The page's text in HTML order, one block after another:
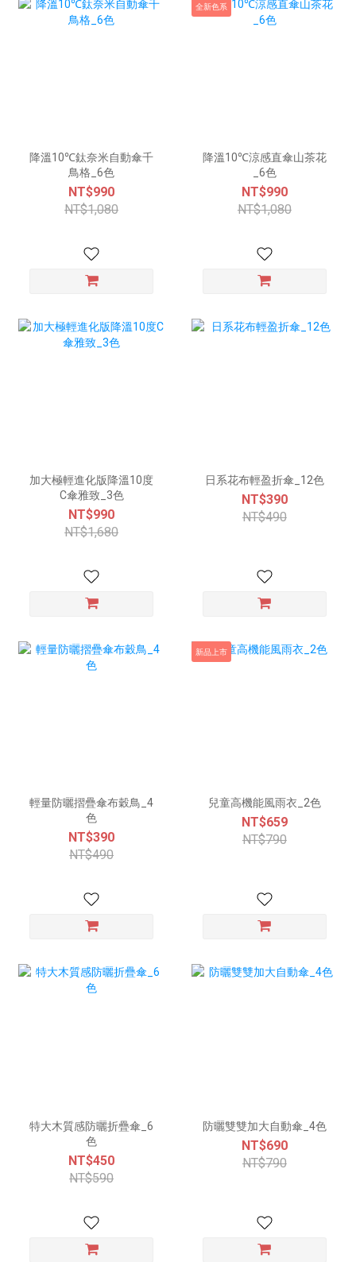
降溫10℃鈦奈米自動傘千
鳥格_6色
NT$990
NT$1,080
全新色系
降溫10℃涼感直傘山茶花
_6色
NT$990
NT$1,080
加大極輕進化版降溫10度
C傘雅致_3色
NT$990
NT$1,680
日系花布輕盈折傘_12色
NT$390
NT$490
輕量防曬摺疊傘布穀鳥_4
色
NT$390
NT$490
新品上市
兒童高機能風雨衣_2色
NT$659
NT$790
特大木質感防曬折疊傘_6
色
NT$450
NT$590
防曬雙雙加大自動傘_4色
NT$690
NT$790